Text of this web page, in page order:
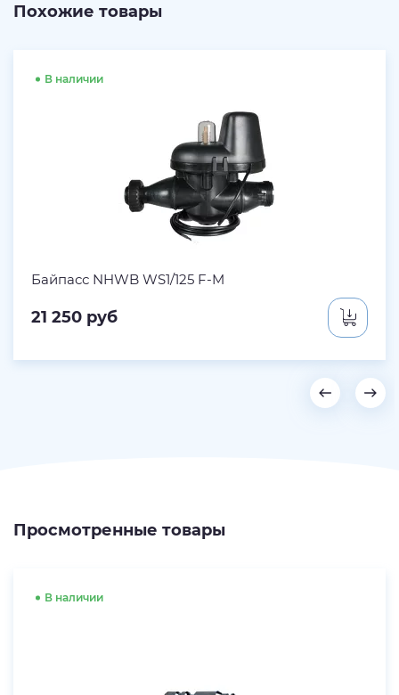
Похожие товары
В наличии
Байпасс NHWB WS1/125 F-M
21 250 руб
Просмотренные товары
В наличии